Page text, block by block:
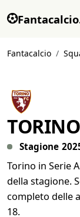
Fantacalcio
TORINO
Stagione
Torino in Serie
della stagione.
completo delle
18.